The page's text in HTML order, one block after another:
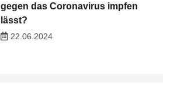
gegen das Coronavirus impfen
lässt?
22.06.2024